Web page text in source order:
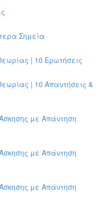
Σημεία
| 10 Ερωτήσεις
| 10 Απαντήσεις &
με Απάντηση
με Απάντηση
με Απάντηση